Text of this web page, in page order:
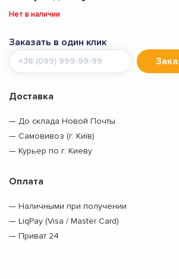
Нет в наличии
Заказать в один клик
Мобильный
телефон
Доставка
— До склада Новой Почты
— Самовивоз (г. Київ)
— Курьер по г. Киеву
Оплата
— Наличными при получении
— LiqPay (Visa / Master Card)
— Приват 24